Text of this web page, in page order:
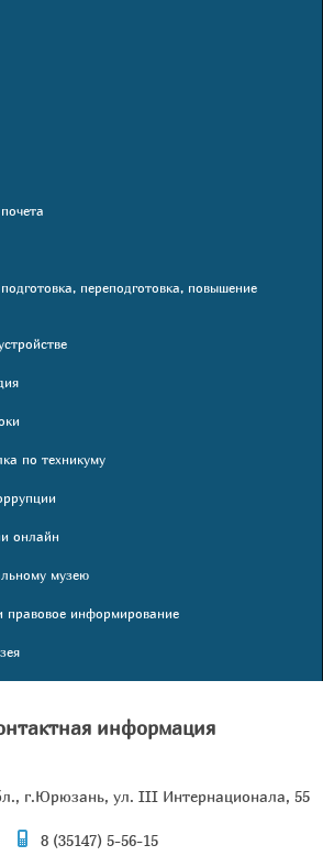
переподготовка, повышение
по техникуму
онлайн
музею
правовое информирование
информация
г.Юрюзань, ул. III Интернационала, 55
8 (35147) 5-56-15